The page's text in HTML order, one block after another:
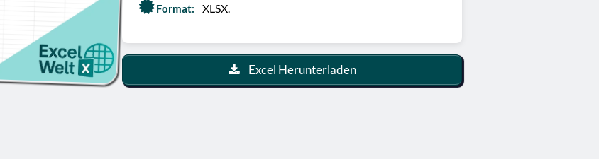
Format: XLSX.
Excel Herunterladen